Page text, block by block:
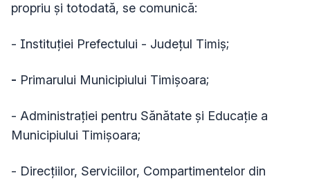
propriu şi totodată, se comunică:
- Instituției Prefectului - Județul Timiș;
- Primarului Municipiului Timișoara;
- Administrației pentru Sănătate și Educație a
Municipiului Timișoara;
- Direcțiilor, Serviciilor, Compartimentelor din